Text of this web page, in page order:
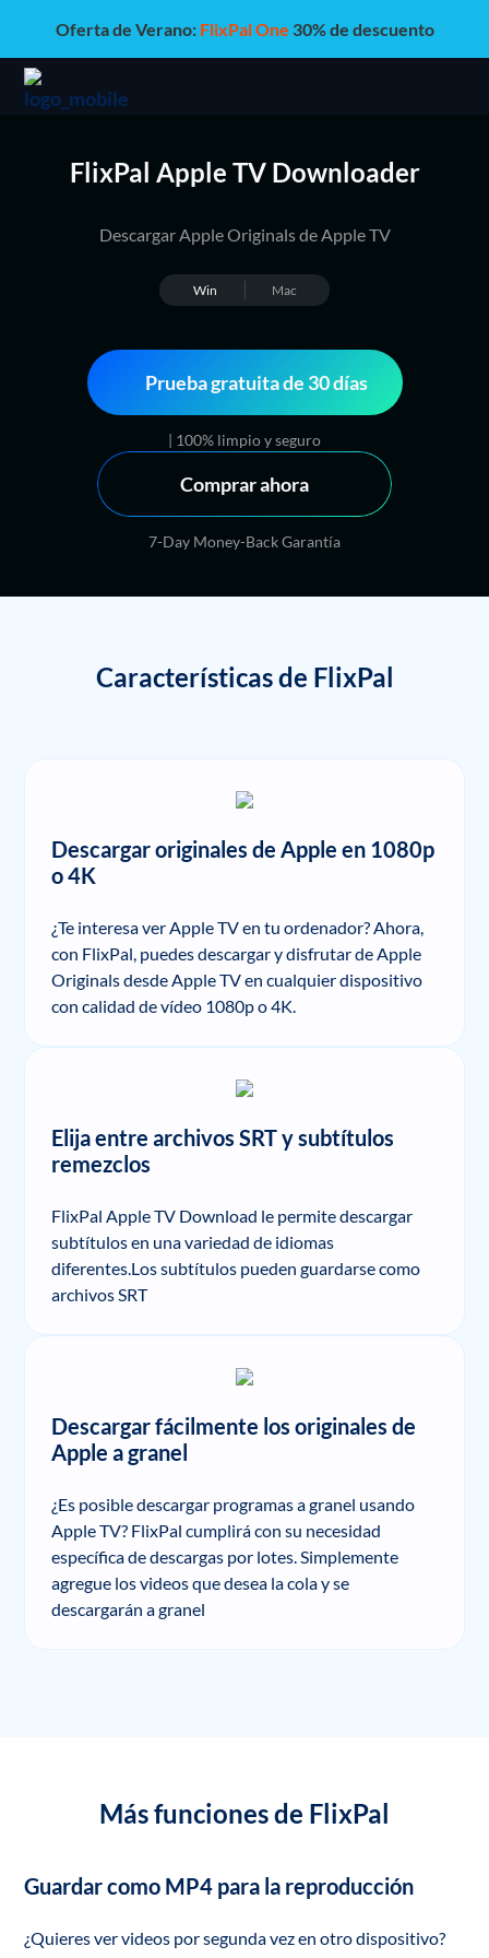
Oferta de Verano: FlixPal One 30% de descuento
FlixPal Apple TV Downloader
Descargar Apple Originals de Apple TV
Win Mac
Prueba gratuita de 30 días
| 100% limpio y seguro
Comprar ahora
7-Day Money-Back Garantía
Características de FlixPal
Descargar originales de Apple en 1080p
o 4K
¿Te interesa ver Apple TV en tu ordenador? Ahora,
con FlixPal, puedes descargar y disfrutar de Apple
Originals desde Apple TV en cualquier dispositivo
con calidad de vídeo 1080p o 4K.
Elija entre archivos SRT y subtítulos
remezclos
FlixPal Apple TV Download le permite descargar
subtítulos en una variedad de idiomas
diferentes.Los subtítulos pueden guardarse como
archivos SRT
Descargar fácilmente los originales de
Apple a granel
¿Es posible descargar programas a granel usando
Apple TV? FlixPal cumplirá con su necesidad
específica de descargas por lotes. Simplemente
agregue los videos que desea la cola y se
descargarán a granel
Más funciones de FlixPal
Guardar como MP4 para la reproducción
¿Quieres ver videos por segunda vez en otro dispositivo?